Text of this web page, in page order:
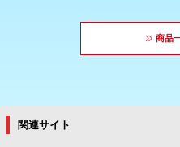
商品
関連サイト